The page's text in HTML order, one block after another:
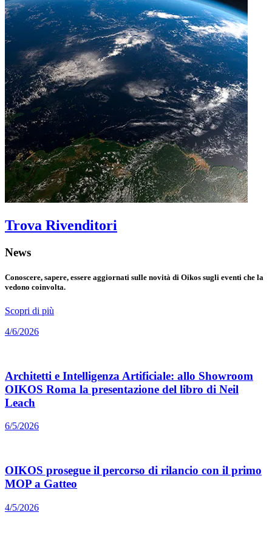
Trova Rivenditori
News
Conoscere, sapere, essere aggiornati sulle novità di Oikos sugli eventi che la
vedono coinvolta.
Scopri di più
4/6/2026
Architetti e Intelligenza Artificiale: allo Showroom
OIKOS Roma la presentazione del libro di Neil
Leach
6/5/2026
OIKOS prosegue il percorso di rilancio con il primo
MOP a Gatteo
4/5/2026